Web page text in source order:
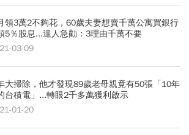
領3萬2不夠花，60歲夫妻想賣千萬公寓買銀行
5％股息...達人急勸：3理由千萬不要
03-09
大掃除，他才發現89歲老母親竟有50張「10年
台積電」...轉眼2千多萬獲利啟示
01-20